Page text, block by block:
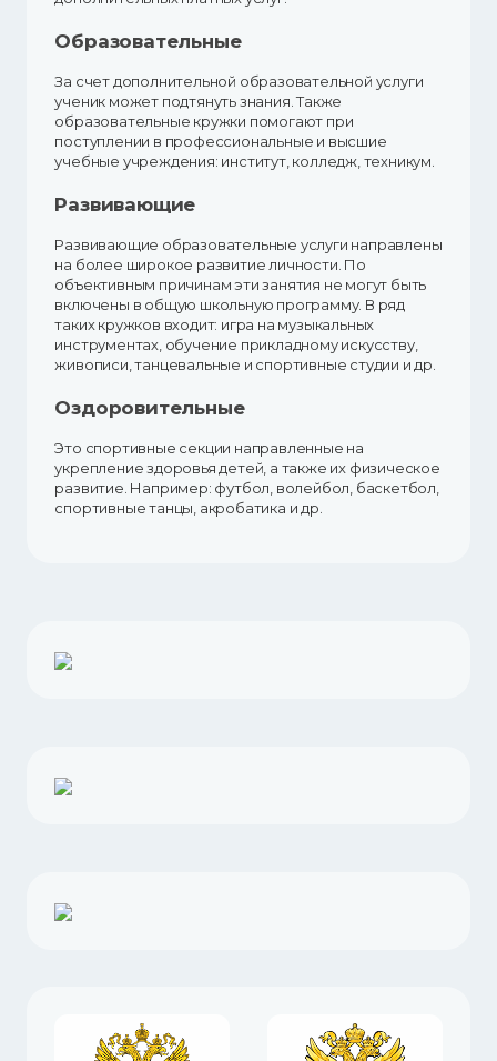
Образовательные
За счет дополнительной образовательной услуги
ученик может подтянуть знания. Также
образовательные кружки помогают при
поступлении в профессиональные и высшие
учебные учреждения: институт, колледж, техникум.
Развивающие
Развивающие образовательные услуги направлены
на более широкое развитие личности. По
объективным причинам эти занятия не могут быть
включены в общую школьную программу. В ряд
таких кружков входит: игра на музыкальных
инструментах, обучение прикладному искусству,
живописи, танцевальные и спортивные студии и др.
Оздоровительные
Это спортивные секции направленные на
укрепление здоровья детей, а также их физическое
развитие. Например: футбол, волейбол, баскетбол,
спортивные танцы, акробатика и др.